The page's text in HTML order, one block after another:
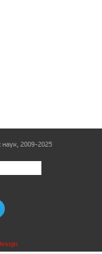
наук, 2009-2025